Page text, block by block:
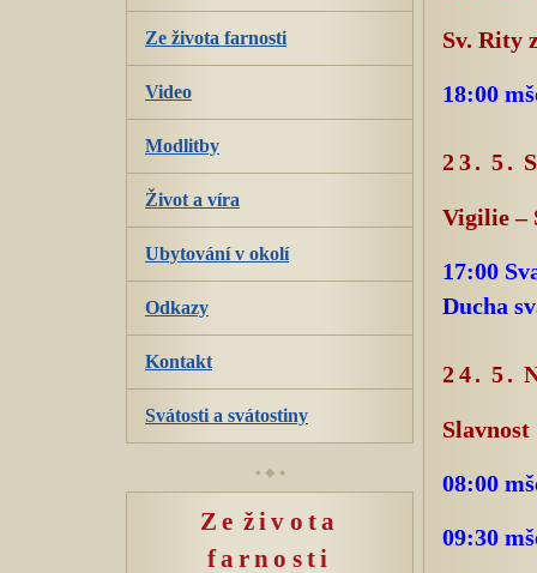
Sv. Rity
18:00
23. 5.
Vigilie –
17:00
Ducha
24. 5.
Slavnost
08:00
09:30
Ze života farnosti
Video
Modlitby
Život a víra
Ubytování v okolí
Odkazy
Kontakt
Svátosti a svátostiny
Ze života
farnosti